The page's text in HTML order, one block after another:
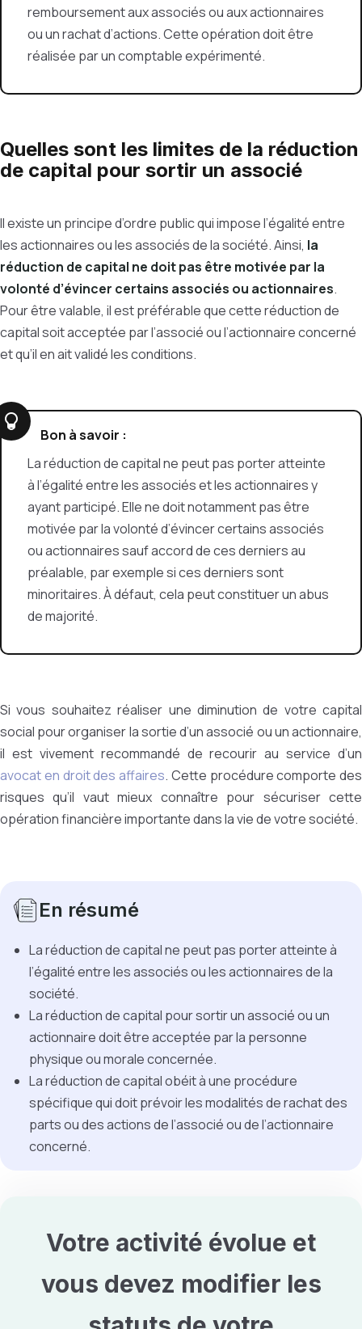
remboursement aux associés ou aux actionnaires
ou un rachat d’actions. Cette opération doit être
réalisée par un comptable expérimenté.
Quelles sont les limites de la réduction
de capital pour sortir un associé
Il existe un principe d’ordre public qui impose l’égalité entre
les actionnaires ou les associés de la société. Ainsi, la
réduction de capital ne doit pas être motivée par la
volonté d’évincer certains associés ou actionnaires.
Pour être valable, il est préférable que cette réduction de
capital soit acceptée par l’associé ou l’actionnaire concerné
et qu’il en ait validé les conditions.
Bon à savoir :
La réduction de capital ne peut pas porter atteinte
à l’égalité entre les associés et les actionnaires y
ayant participé. Elle ne doit notamment pas être
motivée par la volonté d’évincer certains associés
ou actionnaires sauf accord de ces derniers au
préalable, par exemple si ces derniers sont
minoritaires. À défaut, cela peut constituer un abus
de majorité.
Si vous souhaitez réaliser une diminution de votre capital
social pour organiser la sortie d’un associé ou un actionnaire,
il est vivement recommandé de recourir au service d’un
avocat en droit des affaires. Cette procédure comporte des
risques qu’il vaut mieux connaître pour sécuriser cette
opération financière importante dans la vie de votre société.
En résumé
La réduction de capital ne peut pas porter atteinte à
l’égalité entre les associés ou les actionnaires de la
société.
La réduction de capital pour sortir un associé ou un
actionnaire doit être acceptée par la personne
physique ou morale concernée.
La réduction de capital obéit à une procédure
spécifique qui doit prévoir les modalités de rachat des
parts ou des actions de l’associé ou de l’actionnaire
concerné.
Votre activité évolue et
vous devez modifier les